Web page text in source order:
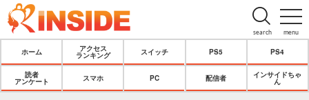
menu
search
ホーム
アクセス
ランキング
スイッチ PS5 PS4
読者
アンケート
スマホ PC 配信者
インサイドちゃ
ん